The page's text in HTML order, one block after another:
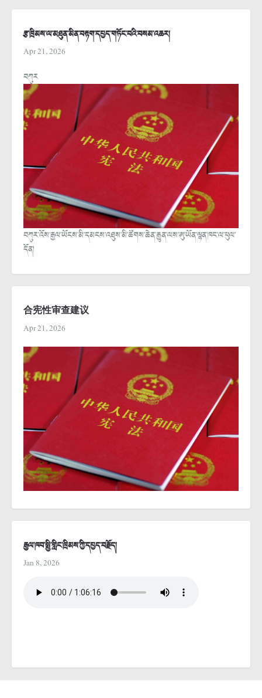
རྩ་ཁྲིམས་ལ་མཐུན་མིན་བརྟག་དཔྱད་གཏོང་བའི་བསམ་འཆར།
Apr 21, 2026
བཀུར
བཀུར་འོས་རྒྱལ་ཡོངས་མི་དམངས་འཐུས་མི་ཚོགས་ཆེན་རྒྱུན་ལས་ཨུ་ཡོན་ལྷན་ཁང་ལ་ཕུལ་
དོན།
合宪性审查建议
Apr 21, 2026
རྒྱལ་ཁབ་སྤྱི་གླིང་ཁྲིམས་ཀྱི་དཔྱད་བརྗོད།
Jan 8, 2026